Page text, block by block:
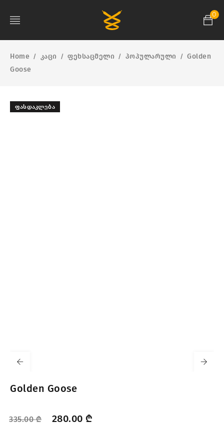
0
Home / კაცი / ფეხსაცმელი / პოპულარული / Golden
Goose
ᲤᲐᲡᲓᲐᲙᲚᲔᲑᲐ
Golden Goose
335.00₾ 280.00 ₾